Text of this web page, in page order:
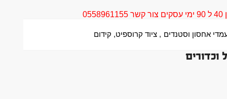
אחסון וסטנדים , ציוד קרוספיט, קידום
וכדורים